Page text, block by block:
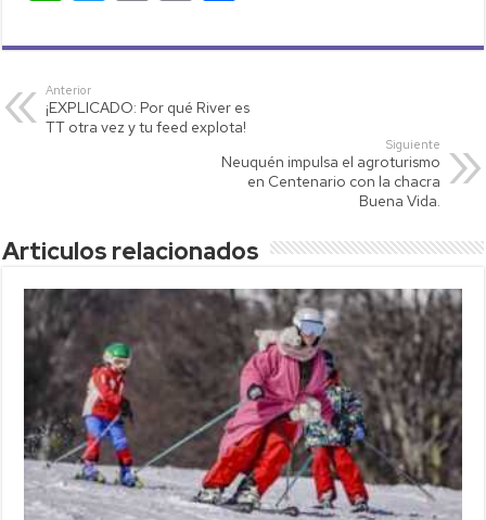
at
s
A
tt p
Li
ail m
ar
tir
Anterior
¡EXPLICADO: Por qué River es
TT otra vez y tu feed explota!
Siguiente
Neuquén impulsa el agroturismo
en Centenario con la chacra
Buena Vida.
Articulos relacionados